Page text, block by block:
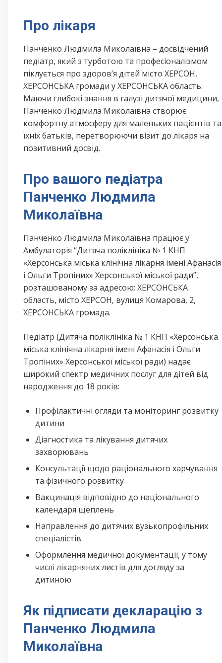
Про лікаря
Панченко Людмила Миколаївна – досвідчений
педіатр, який з турботою та професіоналізмом
піклується про здоров’я дітей місто ХЕРСОН,
ХЕРСОНСЬКА громади у ХЕРСОНСЬКА область.
Маючи глибокі знання в галузі дитячої медицини,
Панченко Людмила Миколаївна створює
комфортну атмосферу для маленьких пацієнтів та
їхніх батьків, перетворюючи візит до лікаря на
позитивний досвід.
Про вашого педіатра
Панченко Людмила
Миколаївна
Панченко Людмила Миколаївна працює у
Амбулаторія “Дитяча поліклініка № 1 КНП
«Херсонська міська клінічна лікарня імені Афанасія
і Ольги Тропіних» Херсонської міської ради”,
розташованому за адресою: ХЕРСОНСЬКА
область, місто ХЕРСОН, вулиця Комарова, 2,
ХЕРСОНСЬКА громада.
Педіатр (Дитяча поліклініка № 1 КНП «Херсонська
міська клінічна лікарня імені Афанасія і Ольги
Тропіних» Херсонської міської ради) надає
широкий спектр медичних послуг для дітей від
народження до 18 років:
Профілактичні огляди та моніторинг розвитку
дитини
Діагностика та лікування дитячих
захворювань
Консультації щодо раціонального харчування
та фізичного розвитку
Вакцинація відповідно до національного
календаря щеплень
Направлення до дитячих вузькопрофільних
спеціалістів
Оформлення медичної документації, у тому
числі лікарняних листів для догляду за
дитиною
Як підписати декларацію з
Панченко Людмила
Миколаївна